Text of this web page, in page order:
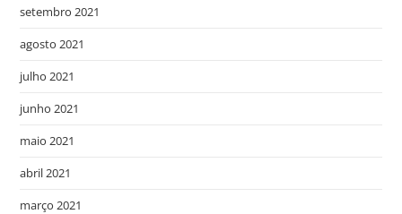
setembro 2021
agosto 2021
julho 2021
junho 2021
maio 2021
abril 2021
março 2021